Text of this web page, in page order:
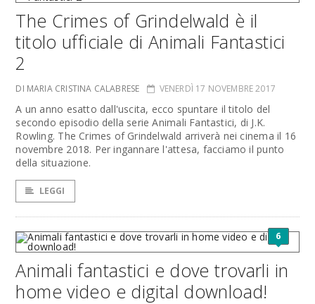
The Crimes of Grindelwald è il
titolo ufficiale di Animali Fantastici
2
DI MARIA CRISTINA CALABRESE VENERDÌ 17 NOVEMBRE 2017
A un anno esatto dall'uscita, ecco spuntare il titolo del
secondo episodio della serie Animali Fantastici, di J.K.
Rowling. The Crimes of Grindelwald arriverà nei cinema il 16
novembre 2018. Per ingannare l'attesa, facciamo il punto
della situazione.
LEGGI
6
Animali fantastici e dove trovarli in
home video e digital download!